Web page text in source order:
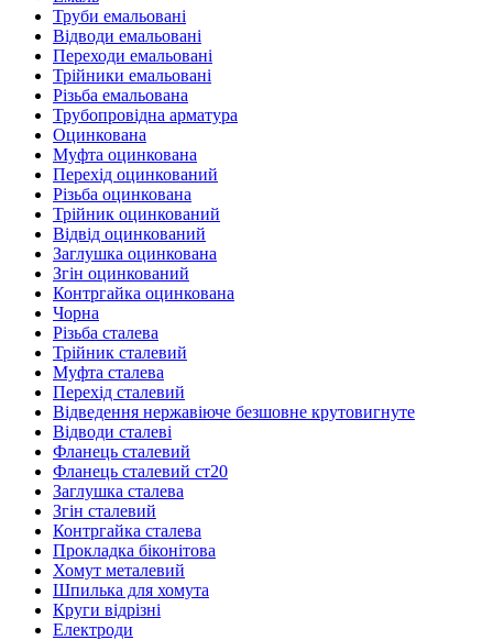
Труби емальовані
Відводи емальовані
Переходи емальовані
Трійники емальовані
Різьба емальована
Трубопровідна арматура
Оцинкована
Муфта оцинкована
Перехід оцинкований
Різьба оцинкована
Трійник оцинкований
Відвід оцинкований
Заглушка оцинкована
Згін оцинкований
Контргайка оцинкована
Чорна
Різьба сталева
Трійник сталевий
Муфта сталева
Перехід сталевий
Відведення нержавіюче безшовне крутовигнуте
Відводи сталеві
Фланець сталевий
Фланець сталевий ст20
Заглушка сталева
Згін сталевий
Контргайка сталева
Прокладка біконітова
Хомут металевий
Шпилька для хомута
Круги відрізні
Електроди